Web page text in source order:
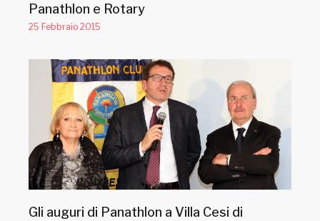
Panathlon e Rotary
25 Febbraio 2015
Gli auguri di Panathlon a Villa Cesi di